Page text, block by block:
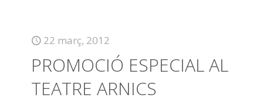
22 març, 2012
PROMOCIÓ ESPECIAL AL
TEATRE ARNICS